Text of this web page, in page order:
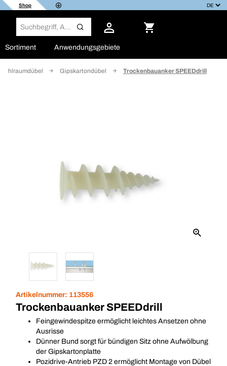
Shop
Sortiment Anwendungsgebiete
Hohlraumdübel Gipskartondübel Trockenbauanker SPEEDdrill
Artikelnummer: 113556
Trockenbauanker SPEEDdrill
Feingewindespitze ermöglicht leichtes Ansetzen ohne
Ausrisse
Dünner Bund sorgt für bündigen Sitz ohne Aufwölbung
der Gipskartonplatte
Pozidrive-Antrieb PZD 2 ermöglicht Montage von Dübel